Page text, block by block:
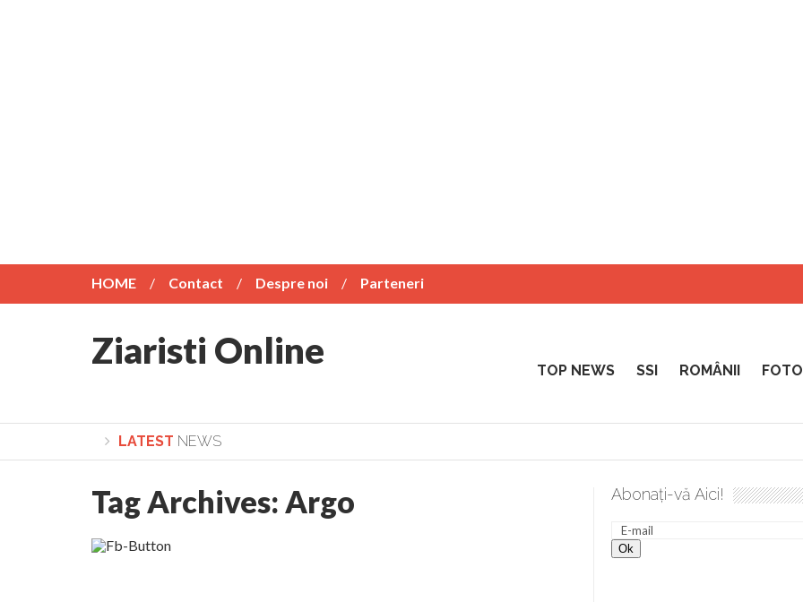
HOME Contact Despre noi Parteneri
Ziaristi Online TOP NEWS SSI ROMÂNII
LATEST NEWS
Lepădarea de sine și urmarea lui Hristos. Calea spre desăvârșire. Gând de duminică de Elena Solunca Moise
Tag Archives: Argo Abonați-vă Aici!